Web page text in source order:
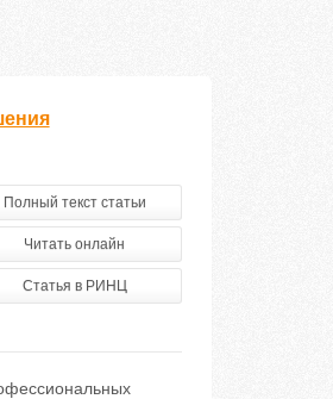
Полный текст статьи
Читать онлайн
Статья в РИНЦ